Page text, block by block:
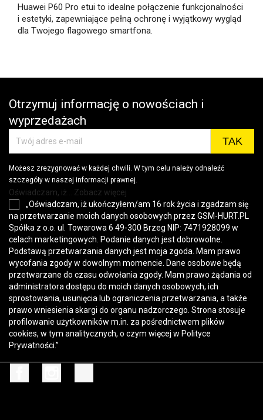
Huawei P60 Pro etui to idealne połączenie funkcjonalności
i estetyki, zapewniające pełną ochronę i wyjątkowy wygląd
dla Twojego flagowego smartfona.
Otrzymuj informację o nowościach i
wyprzedażach
Możesz zrezygnować w każdej chwili. W tym celu należy odnaleźć
szczegóły w naszej informacji prawnej.
Oświadczam, iż... Zobacz więcej
„Oświadczam, iż ukończyłem/am 16 rok życia i zgadzam się
na przetwarzanie moich danych osobowych przez GSM-HURT.PL
Spółka z o.o. ul. Towarowa 6 49-300 Brzeg NIP: 7471928099 w
celach marketingowych. Podanie danych jest dobrowolne.
Podstawą przetwarzania danych jest moja zgoda. Mam prawo
wycofania zgody w dowolnym momencie. Dane osobowe będą
przetwarzane do czasu odwołania zgody. Mam prawo żądania od
administratora dostępu do moich danych osobowych, ich
sprostowania, usunięcia lub ograniczenia przetwarzania, a także
prawo wniesienia skargi do organu nadzorczego. Strona stosuje
profilowanie użytkowników m.in. za pośrednictwem plików
cookies, w tym analitycznych, o czym więcej w Polityce
Prywatności.”